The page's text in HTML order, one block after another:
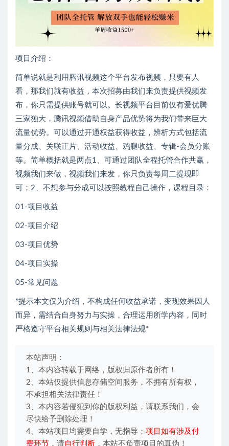
项目介绍：
简单说就是利用腾讯视频这个平台发布视频，只要有人
看，那我们就有收益，本次招募由我们来负责提供视频发
布，你只需提供账号就可以。长视频平台目前仅有爱优腾
三家独大，腾讯视频借助自身产品优势将为我们带来巨大
流量优势。可以通过开通权益获得收益，辨析方式包括流
量分成、关联正片、活动收益、鸡腿收益、专辑-会员分账
等。简单概括就是两点1、可通过团队全程托管合作共赢，
视频我们来做，视频我们来发，你只负责每周二提现即
可；2、不想参与分成可以按照教程自己操作，课程目录：
01-项目收益
02-项目介绍
03-项目优势
04-项目实操
05-常见问题
*提示本文仅为介绍，不构成任何收益承诺，变现效果因人
而异，需结合自身努力与实操，合理运用所学内容，同时
严格遵守平台相关规则与相关法律法规*
本站声明：
1、本内容转载于网络，版权归原作者所有！
2、本站仅提供信息存储空间服务，不拥有所有权，
不承担相关法律责任！
3、本内容若侵犯到你的版权利益，请联系我们，会
尽快给予删除处理！
4、本站项目均需要自学，无指导； 项目如有涉及付
费环节 ，请自行判断 ，本站不负责项目的真伪！